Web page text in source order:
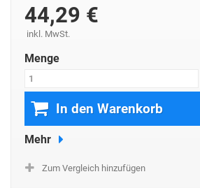
44,29 €
inkl. MwSt.
Menge
In den Warenkorb
Mehr
Zum Vergleich hinzufügen